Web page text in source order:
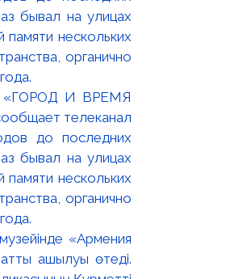
«ГОРОД И ВРЕМЯ
телеканал
до последних
бывал на улицах
нескольких
органично